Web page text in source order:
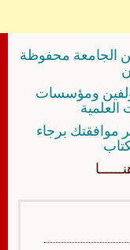
الجامعة محفوظة
ومؤسسات
العلمية
موافقتك برجاء